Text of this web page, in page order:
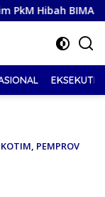
BIMA
EKSEKUTIF
, PEMPROV